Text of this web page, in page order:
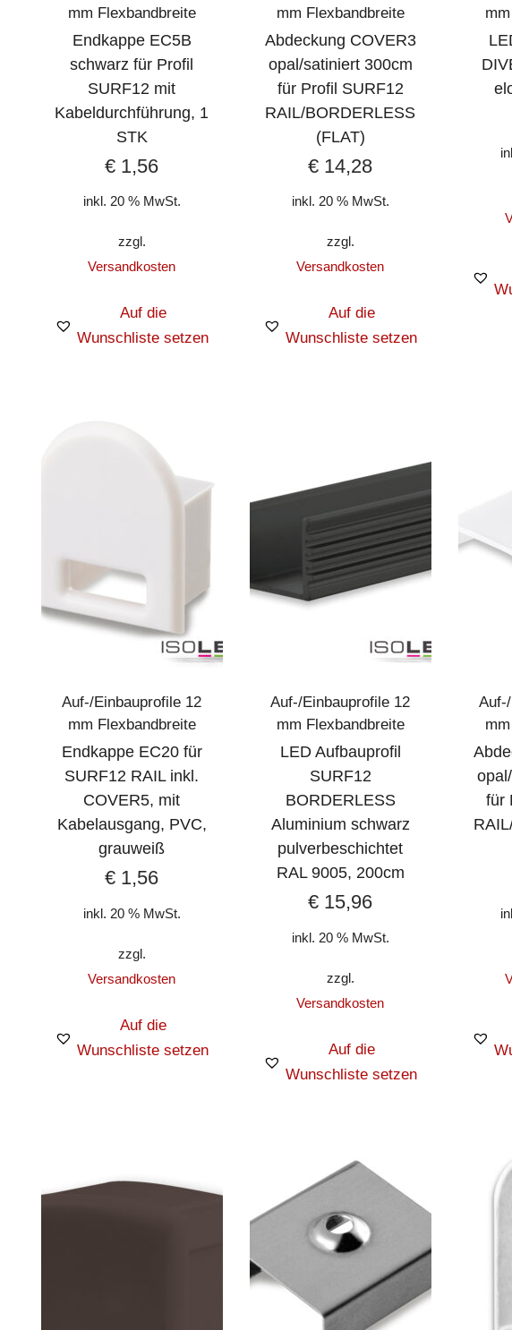
mm Flexbandbreite
Endkappe EC5B
schwarz für Profil
SURF12 mit
Kabeldurchführung, 1
STK
€ 1,56
inkl. 20 % MwSt.
zzgl.
Versandkosten
Auf die
Wunschliste setzen
mm Flexbandbreite
Abdeckung COVER3
opal/satiniert 300cm
für Profil SURF12
RAIL/BORDERLESS
(FLAT)
€ 14,28
inkl. 20 % MwSt.
zzgl.
Versandkosten
Auf die
Wunschliste setzen
Auf-/Einbauprofile 12
mm Flexbandbreite
Endkappe EC20 für
SURF12 RAIL inkl.
COVER5, mit
Kabelausgang, PVC,
grauweiß
€ 1,56
inkl. 20 % MwSt.
zzgl.
Versandkosten
Auf die
Wunschliste setzen
Auf-/Einbauprofile 12
mm Flexbandbreite
LED Aufbauprofil
SURF12
BORDERLESS
Aluminium schwarz
pulverbeschichtet
RAL 9005, 200cm
€ 15,96
inkl. 20 % MwSt.
zzgl.
Versandkosten
Auf die
Wunschliste setzen
für